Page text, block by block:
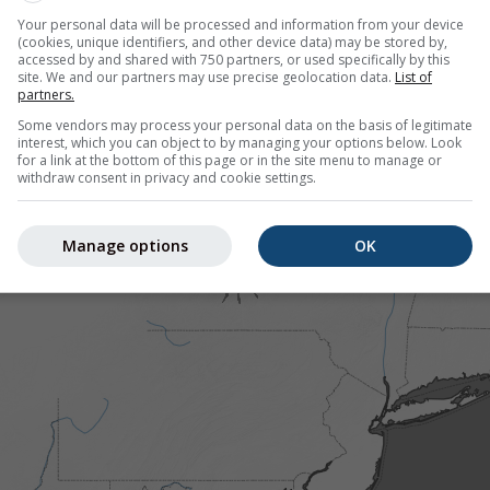
pour Front Royal offre toutes les informations
États-Unis
Your personal data will be processed and information from your device
(cookies, unique identifiers, and other device data) may be stored by,
accessed by and shared with 750 partners, or used specifically by this
site. We and our partners may use precise geolocation data. List of
partners.
Some vendors may process your personal data on the basis of legitimate
interest, which you can object to by managing your options below. Look
for a link at the bottom of this page or in the site menu to manage or
withdraw consent in privacy and cookie settings.
OK
Manage options